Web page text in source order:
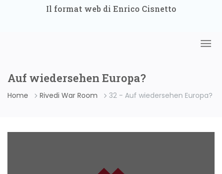
Il format web di Enrico Cisnetto
Auf wiedersehen Europa?
Home Rivedi War Room 32 - Auf wiedersehen Europa?